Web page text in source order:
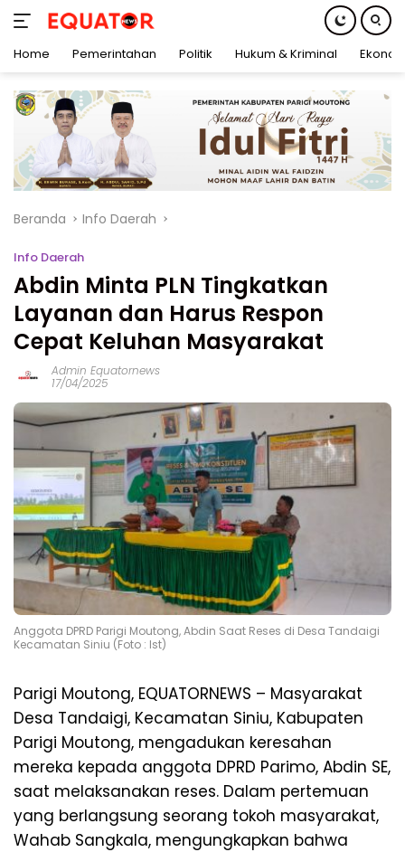
konten
Home Pemerintahan Politik Hukum & Kriminal
Beranda Info Daerah
Info Daerah
Abdin Minta PLN Tingkatkan
Layanan dan Harus Respon
Cepat Keluhan Masyarakat
Admin Equatornews
17/04/2025
Anggota DPRD Parigi Moutong, Abdin Saat Reses di Desa Tandaigi
Kecamatan Siniu (Foto : Ist)
Parigi Moutong, EQUATORNEWS – Masyarakat
Desa Tandaigi, Kecamatan Siniu, Kabupaten
Parigi Moutong, mengadukan keresahan
mereka kepada anggota DPRD Parimo, Abdin SE,
saat melaksanakan reses. Dalam pertemuan
yang berlangsung seorang tokoh masyarakat,
Wahab Sangkala, mengungkapkan bahwa